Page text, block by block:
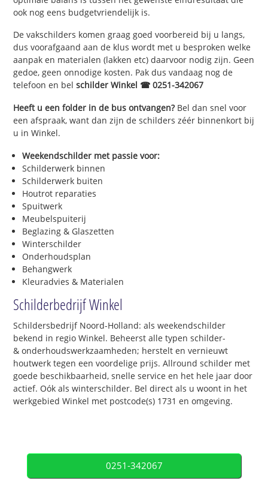
ook nog eens budgetvriendelijk is.
De vakschilders komen graag goed voorbereid bij u langs,
dus voorafgaand aan de klus wordt met u besproken welke
aanpak en materialen (lakken etc) daarvoor nodig zijn. Geen
gedoe, geen onnodige kosten. Pak dus vandaag nog de
telefoon en belschilder Winkel ☎ 0251-342067
Heeft u een folder in de bus ontvangen?Bel dan snel voor
een afspraak, want dan zijn de schilders zéér binnenkort bij
u in Winkel.
Weekendschilder met passie voor:
Schilderwerk binnen
Schilderwerk buiten
Houtrot reparaties
Spuitwerk
Meubelspuiterij
Beglazing & Glaszetten
Winterschilder
Onderhoudsplan
Behangwerk
Kleuradvies & Materialen
Schilderbedrijf Winkel
Schildersbedrijf Noord-Holland: als weekendschilder
bekend in regio Winkel. Beheerst alle typen schilder-
& onderhoudswerkzaamheden; herstelt en vernieuwt
houtwerk tegen een voordelige prijs. Allround schilder met
goede beschikbaarheid, snelle service en het hele jaar door
actief. Oók als winterschilder. Bel direct als u woont in het
werkgebied Winkel met postcode(s) 1731 en omgeving.
0251-342067